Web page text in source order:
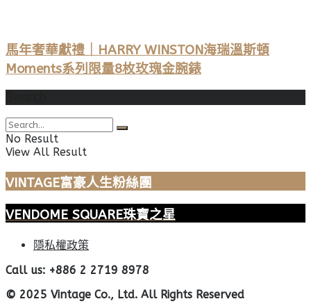
馬年奢華獻禮｜HARRY WINSTON海瑞溫斯頓
Moments系列限量8枚玫瑰金腕錶
No Result
View All Result
VINTAGE富豪人生粉絲團
VENDOME SQUARE珠寶之星
隱私權政策
Call us: +886 2 2719 8978
© 2025 Vintage Co., Ltd. All Rights Reserved